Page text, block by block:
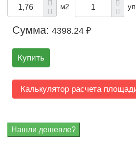
м2
Сумма: 4398.24 ₽
Купить
Калькулятор расчета